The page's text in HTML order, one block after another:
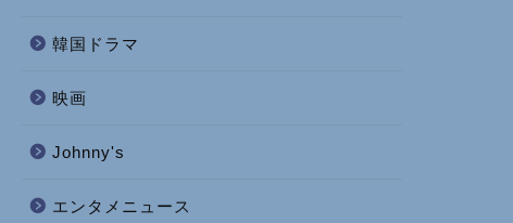
韓国ドラマ
映画
Johnny's
エンタメニュース